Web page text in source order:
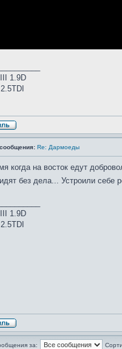
1.9D
Re: Дармоеды
когда на восток едут
без дела... Устроили себе
1.9D
за: